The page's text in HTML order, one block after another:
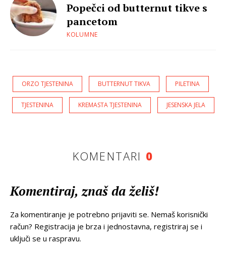
Popečci od butternut tikve s
pancetom
KOLUMNE
ORZO TJESTENINA BUTTERNUT TIKVA PILETINA
TJESTENINA KREMASTA TJESTENINA JESENSKA JELA
KOMENTARI 0
Komentiraj, znaš da želiš!
Za komentiranje je potrebno prijaviti se. Nemaš korisnički
račun? Registracija je brza i jednostavna, registriraj se i
uključi se u raspravu.